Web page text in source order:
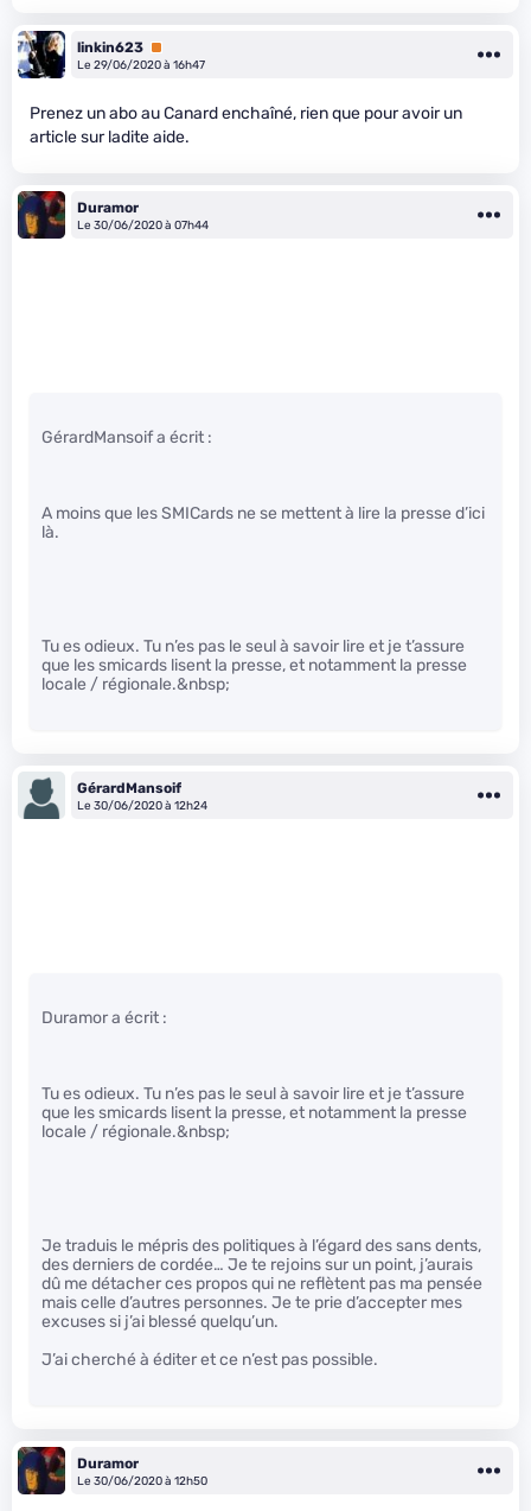
linkin623 Premium
Le 29/06/2020 à 16h47
Prenez un abo au Canard enchaîné, rien que pour avoir un
article sur ladite aide.
Duramor
Le 30/06/2020 à 07h44
GérardMansoif a écrit :
A moins que les SMICards ne se mettent à lire la presse d’ici
là.
Tu es odieux. Tu n’es pas le seul à savoir lire et je t’assure
que les smicards lisent la presse, et notamment la presse
locale / régionale.&nbsp;
GérardMansoif
Le 30/06/2020 à 12h24
Duramor a écrit :
Tu es odieux. Tu n’es pas le seul à savoir lire et je t’assure
que les smicards lisent la presse, et notamment la presse
locale / régionale.&nbsp;
Je traduis le mépris des politiques à l’égard des sans dents,
des derniers de cordée… Je te rejoins sur un point, j’aurais
dû me détacher ces propos qui ne reflètent pas ma pensée
mais celle d’autres personnes. Je te prie d’accepter mes
excuses si j’ai blessé quelqu’un.
J’ai cherché à éditer et ce n’est pas possible.
Duramor
Le 30/06/2020 à 12h50